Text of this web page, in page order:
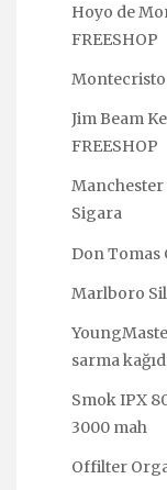
Hoyo de
FREESHOP
Montecristo
Jim Beam
FREESHOP
Manchester
Sigara
Don Tomas
Marlboro
sarma
Smok IPX
3000 mah
Offilter